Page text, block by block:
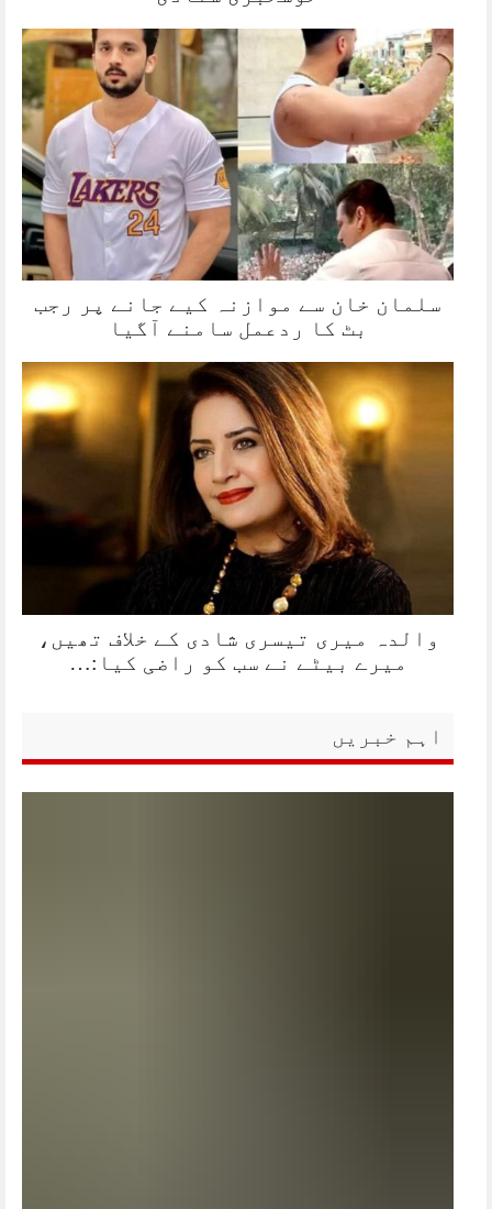
سلمان خان سے موازنہ کیے جانے پر رجب
بٹ کا ردعمل سامنے آگیا
والدہ میری تیسری شادی کے خلاف تھیں،
میرے بیٹے نے سب کو راضی کیا:…
اہم خبریں